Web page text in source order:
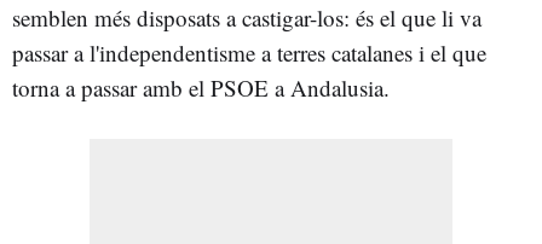
semblen més disposats a castigar-los: és el que li va
passar a l'independentisme a terres catalanes i el que
torna a passar amb el PSOE a Andalusia.